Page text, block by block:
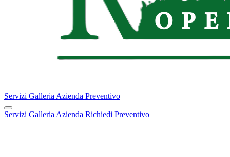
Servizi Galleria Azienda Preventivo
Servizi Galleria Azienda Richiedi Preventivo